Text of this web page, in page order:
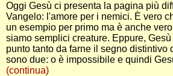
Oggi Gesù ci presenta la pagina più
Vangelo: l'amore per i nemici. È vero
un esempio per primo ma è anche
siamo semplici creature. Eppure,
punto tanto da farne il segno distintivo
sono due: o è impossibile e quindi
(continua)